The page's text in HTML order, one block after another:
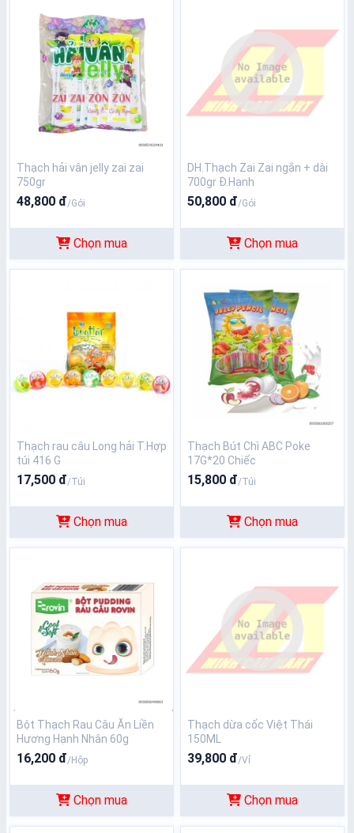
Thạch hải vân jelly zai zai
750gr
48,800 đ/Gói
Chọn mua
DH.Thạch Zai Zai ngắn + dài
700gr Đ.Hạnh
50,800 đ/Gói
Chọn mua
Thạch rau câu Long hải T.Hợp
túi 416 G
17,500 đ/Túi
Chọn mua
Thạch Bút Chì ABC Poke
17G*20 Chiếc
15,800 đ/Túi
Chọn mua
Bột Thạch Rau Câu Ăn Liền
Hương Hạnh Nhân 60g
16,200 đ/Hộp
Chọn mua
Thạch dừa cốc Việt Thái
150ML
39,800 đ/Vỉ
Chọn mua